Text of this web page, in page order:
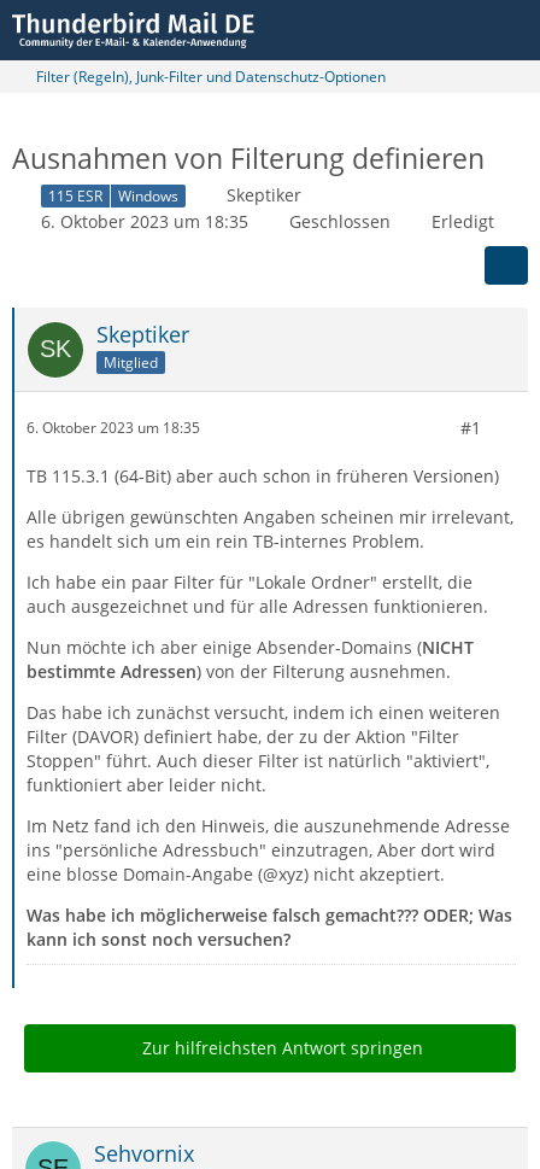
Filter (Regeln), Junk-Filter und Datenschutz-Optionen
Ausnahmen von Filterung definieren
115 ESR Windows
Skeptiker
6. Oktober 2023 um 18:35
Geschlossen Erledigt
Skeptiker
Mitglied
6. Oktober 2023 um 18:35 #1
TB 115.3.1 (64-Bit) aber auch schon in früheren Versionen)
Alle übrigen gewünschten Angaben scheinen mir irrelevant,
es handelt sich um ein rein TB-internes Problem.
Ich habe ein paar Filter für "Lokale Ordner" erstellt, die
auch ausgezeichnet und für alle Adressen funktionieren.
Nun möchte ich aber einige Absender-Domains (NICHT
bestimmte Adressen) von der Filterung ausnehmen.
Das habe ich zunächst versucht, indem ich einen weiteren
Filter (DAVOR) definiert habe, der zu der Aktion "Filter
Stoppen" führt. Auch dieser Filter ist natürlich "aktiviert",
funktioniert aber leider nicht.
Im Netz fand ich den Hinweis, die auszunehmende Adresse
ins "persönliche Adressbuch" einzutragen, Aber dort wird
eine blosse Domain-Angabe (@xyz) nicht akzeptiert.
Was habe ich möglicherweise falsch gemacht??? ODER; Was
kann ich sonst noch versuchen?
Zur hilfreichsten Antwort springen
Sehvornix